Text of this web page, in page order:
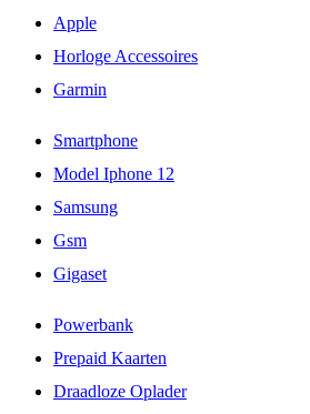
Apple
Horloge Accessoires
Garmin
Smartphone
Model Iphone 12
Samsung
Gsm
Gigaset
Powerbank
Prepaid Kaarten
Draadloze Oplader